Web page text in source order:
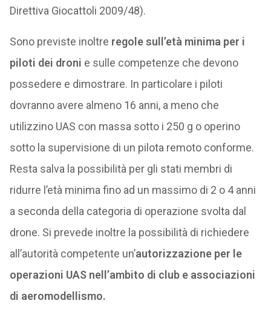
Direttiva Giocattoli 2009/48).
Sono previste inoltre regole sull’età minima per i
piloti dei droni e sulle competenze che devono
possedere e dimostrare. In particolare i piloti
dovranno avere almeno 16 anni, a meno che
utilizzino UAS con massa sotto i 250 g o operino
sotto la supervisione di un pilota remoto conforme.
Resta salva la possibilità per gli stati membri di
ridurre l’età minima fino ad un massimo di 2 o 4 anni
a seconda della categoria di operazione svolta dal
drone. Si prevede inoltre la possibilità di richiedere
all’autorità competente un’autorizzazione per le
operazioni UAS nell’ambito di club e associazioni
di aeromodellismo.